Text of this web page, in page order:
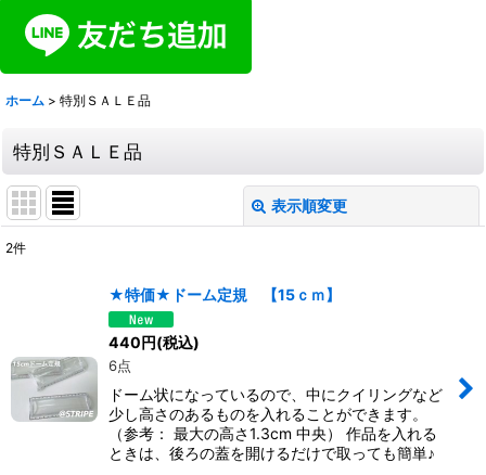
ホーム > 特別ＳＡＬＥ品
特別ＳＡＬＥ品
表示順変更
並び順
絞り込む
2件
★特価★ドーム定規 【15ｃｍ】
440円(税込)
6点
ドーム状になっているので、中にクイリングなど
少し高さのあるものを入れることができます。
（参考： 最大の高さ1.3cm 中央） 作品を入れる
ときは、後ろの蓋を開けるだけで取っても簡単♪